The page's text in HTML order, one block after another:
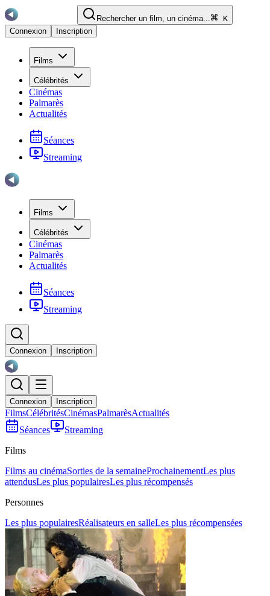
Rechercher un film, un cinéma...
K
Connexion
Inscription
Films
Célébrités
Cinémas
Palmarès
Actualités
Séances
Streaming
Films
Célébrités
Cinémas
Palmarès
Actualités
Séances
Streaming
Connexion Inscription
Connexion Inscription
FilmsCélébritésCinémasPalmarèsActualités
Séances
Streaming
Films
Films au cinémaSorties de la semaineProchainementLes plus
attendusLes plus populairesLes plus récompensés
Personnes
Les plus populairesRéalisateurs en salleLes plus récompensées